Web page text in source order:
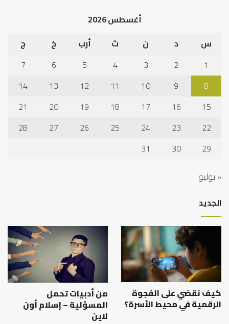
أغسطس 2026
س
د ن ث أرب خ
ج
1
2
3
4
5
6
7
8
9
10
11
12
13
14
15
16
17
18
19
20
21
22
23
24
25
26
27
28
29
30
31
« يوليو
الجديد
كيف نقضي على الفجوة
الرقمية في محيط الأسرة؟
من أدبيات تحمل
المسؤلية – إسلام أون
لاين